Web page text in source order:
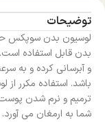
توضیحات
لوسیون بدن سوپکس
و آبرسانی کرده و به
ترمیم و نرم شدن
شما به ارمغان می آورد.